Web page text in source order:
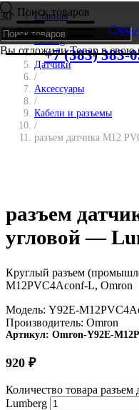
S
Поиск товаров
+7 (383) 383-
Вы отложилиТоварв свою
Главная
/
Catalog
/
Датчики
/
Аксессуары
/
Кабели и разъемы
/
разъем датчика M12
разъем
угловой —
Круглый разъем
M12PVC4Aconf-L, Omron
Модель: Y92E-
Производитель: Omron
Артикул: Omron-Y92E-
920 ₽
Количество товара
Lumberg